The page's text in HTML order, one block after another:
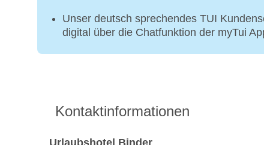
Unser deutsch sprechendes TUI
digital über die Chatfunktion der myTui
Kontaktinformationen
Urlaubshotel Binder